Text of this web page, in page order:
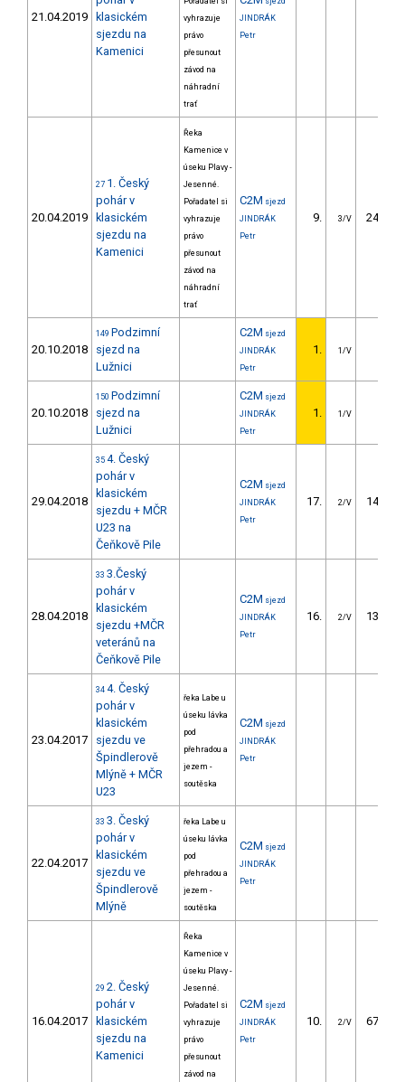
21.04.2019
klasickém
sjezdu na
Kamenici
vyhrazuje
právo
přesunout
závod na
náhradní
trať
JINDRÁK
Petr
20.04.2019
27 1. Český
pohár v
klasickém
sjezdu na
Kamenici
Řeka
Kamenice v
úseku Plavy -
Jesenné.
Pořadatel si
vyhrazuje
právo
přesunout
závod na
náhradní
trať
C2M sjezd
JINDRÁK
Petr
9. 3/V 244.23
20.10.2018
149 Podzimní
sjezd na
Lužnici
C2M sjezd
JINDRÁK
Petr
1. 1/V
20.10.2018
150 Podzimní
sjezd na
Lužnici
C2M sjezd
JINDRÁK
Petr
1. 1/V
29.04.2018
35 4. Český
pohár v
klasickém
sjezdu + MČR
U23 na
Čeňkově Pile
C2M sjezd
JINDRÁK
Petr
17. 2/V 141.42
28.04.2018
33 3.Český
pohár v
klasickém
sjezdu +MČR
veteránů na
Čeňkově Pile
C2M sjezd
JINDRÁK
Petr
16. 2/V 136.24
23.04.2017
34 4. Český
pohár v
klasickém
sjezdu ve
Špindlerově
Mlýně + MČR
U23
řeka Labe u
úseku lávka
pod
přehradou a
jezem -
soutěska
C2M sjezd
JINDRÁK
Petr
22.04.2017
33 3. Český
pohár v
klasickém
sjezdu ve
Špindlerově
Mlýně
řeka Labe u
úseku lávka
pod
přehradou a
jezem -
soutěska
C2M sjezd
JINDRÁK
Petr
16.04.2017
29 2. Český
pohár v
klasickém
sjezdu na
Kamenici
Řeka
Kamenice v
úseku Plavy -
Jesenné.
Pořadatel si
vyhrazuje
právo
přesunout
závod na
C2M sjezd
JINDRÁK
Petr
10. 2/V 670.20